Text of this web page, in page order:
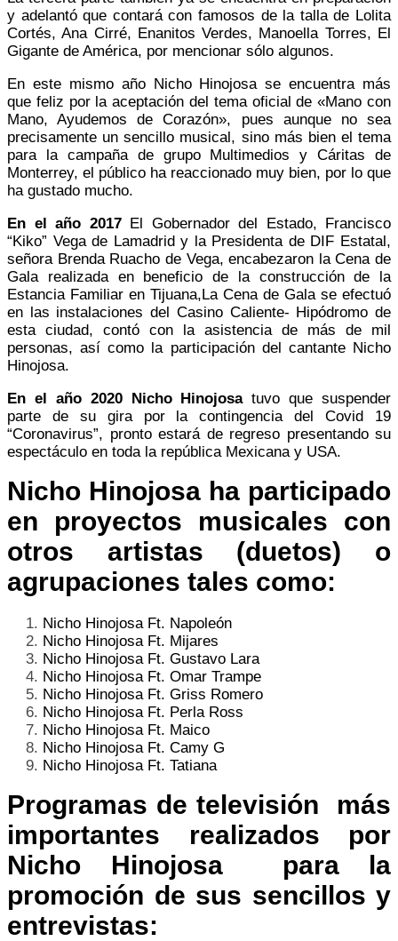
y adelantó que contará con famosos de la talla de Lolita
Cortés, Ana Cirré, Enanitos Verdes, Manoella Torres, El
Gigante de América, por mencionar sólo algunos.
En este mismo año Nicho Hinojosa se encuentra más
que feliz por la aceptación del tema oficial de «Mano con
Mano, Ayudemos de Corazón», pues aunque no sea
precisamente un sencillo musical, sino más bien el tema
para la campaña de grupo Multimedios y Cáritas de
Monterrey, el público ha reaccionado muy bien, por lo que
ha gustado mucho.
En el año 2017El Gobernador del Estado, Francisco
“Kiko” Vega de Lamadrid y la Presidenta de DIF Estatal,
señora Brenda Ruacho de Vega, encabezaron la Cena de
Gala realizada en beneficio de la construcción de la
Estancia Familiar en Tijuana,La Cena de Gala se efectuó
en las instalaciones del Casino Caliente- Hipódromo de
esta ciudad, contó con la asistencia de más de mil
personas, así como la participación del cantante Nicho
Hinojosa.
En el año 2020 Nicho Hinojosatuvo que suspender
parte de su gira por la contingencia del Covid 19
“Coronavirus”, pronto estará de regreso presentando su
espectáculo en toda la república Mexicana y USA.
Nicho Hinojosa ha participado
en proyectos musicales con
otros artistas (duetos) o
agrupaciones tales como:
Nicho Hinojosa Ft. Napoleón
Nicho Hinojosa Ft. Mijares
Nicho Hinojosa Ft. Gustavo Lara
Nicho Hinojosa Ft. Omar Trampe
Nicho Hinojosa Ft. Griss Romero
Nicho Hinojosa Ft. Perla Ross
Nicho Hinojosa Ft. Maico
Nicho Hinojosa Ft. Camy G
Nicho Hinojosa Ft. Tatiana
Programas de televisión más
importantes realizados por
Nicho Hinojosapara la
promoción de sus sencillos y
entrevistas: